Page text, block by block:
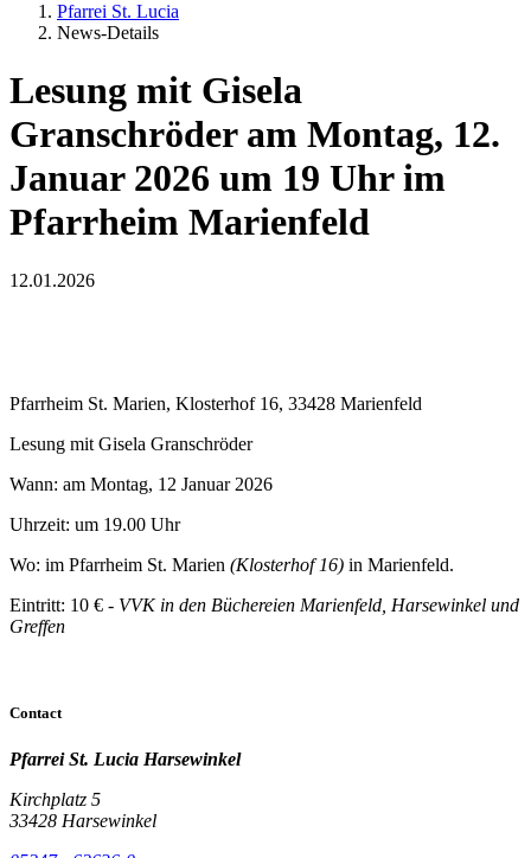
Pfarrei St. Lucia
News-Details
Lesung mit Gisela
Granschröder am Montag, 12.
Januar 2026 um 19 Uhr im
Pfarrheim Marienfeld
12.01.2026
Pfarrheim St. Marien, Klosterhof 16, 33428 Marienfeld
Lesung mit Gisela Granschröder
Wann: am Montag, 12 Januar 2026
Uhrzeit: um 19.00 Uhr
Wo: im Pfarrheim St. Marien (Klosterhof 16) in Marienfeld.
Eintritt: 10 € - VVK in den Büchereien Marienfeld, Harsewinkel und
Greffen
Contact
Pfarrei St. Lucia Harsewinkel
Kirchplatz 5
33428 Harsewinkel